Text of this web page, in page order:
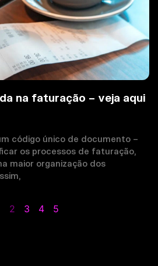
na faturação – veja aqui
código único de documento –
os processos de faturação,
maior organização dos
2 3 4 5